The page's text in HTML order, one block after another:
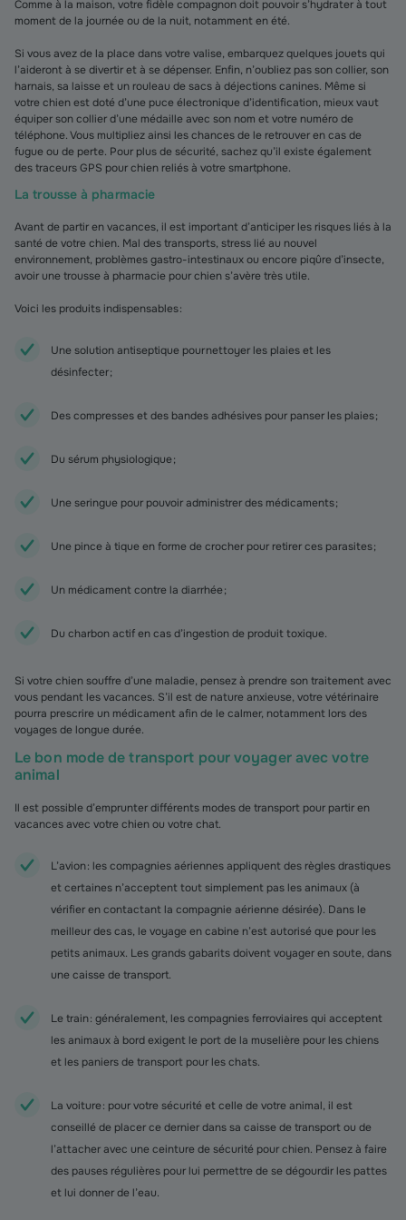
Comme à la maison, votre fidèle compagnon doit pouvoir s’hydrater à tout
moment de la journée ou de la nuit, notamment en été.
Si vous avez de la place dans votre valise, embarquez quelques jouets qui
l’aideront à se divertir et à se dépenser. Enfin, n’oubliez pas son collier, son
harnais, sa laisse et un rouleau de sacs à déjections canines. Même si
votre chien est doté d’une puce électronique d’identification, mieux vaut
équiper son collier d’une médaille avec son nom et votre numéro de
téléphone. Vous multipliez ainsi les chances de le retrouver en cas de
fugue ou de perte. Pour plus de sécurité, sachez qu’il existe également
des traceurs GPS pour chien reliés à votre smartphone.
La trousse à pharmacie
Avant de partir en vacances, il est important d’anticiper les risques liés à la
santé de votre chien. Mal des transports, stress lié au nouvel
environnement, problèmes gastro-intestinaux ou encore piqûre d’insecte,
avoir une trousse à pharmacie pour chien s’avère très utile.
Voici les produits indispensables :
Une solution antiseptique pour nettoyer les plaies et les
désinfecter ;
Des compresses et des bandes adhésives pour panser les plaies ;
Du sérum physiologique ;
Une seringue pour pouvoir administrer des médicaments ;
Une pince à tique en forme de crocher pour retirer ces parasites ;
Un médicament contre la diarrhée ;
Du charbon actif en cas d’ingestion de produit toxique.
Si votre chien souffre d’une maladie, pensez à prendre son traitement avec
vous pendant les vacances. S’il est de nature anxieuse, votre vétérinaire
pourra prescrire un médicament afin de le calmer, notamment lors des
voyages de longue durée.
Le bon mode de transport pour voyager avec votre
animal
Il est possible d’emprunter différents modes de transport pour partir en
vacances avec votre chien ou votre chat.
L’avion : les compagnies aériennes appliquent des règles drastiques
et certaines n’acceptent tout simplement pas les animaux (à
vérifier en contactant la compagnie aérienne désirée). Dans le
meilleur des cas, le voyage en cabine n’est autorisé que pour les
petits animaux. Les grands gabarits doivent voyager en soute, dans
une caisse de transport.
Le train : généralement, les compagnies ferroviaires qui acceptent
les animaux à bord exigent le port de la muselière pour les chiens
et les paniers de transport pour les chats.
La voiture : pour votre sécurité et celle de votre animal, il est
conseillé de placer ce dernier dans sa caisse de transport ou de
l’attacher avec une ceinture de sécurité pour chien. Pensez à faire
des pauses régulières pour lui permettre de se dégourdir les pattes
et lui donner de l’eau.